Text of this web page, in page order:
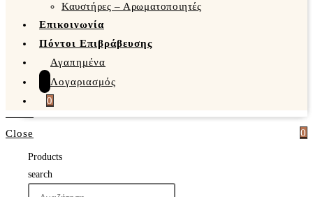
Καυστήρες – Αρωματοποιητές
Επικοινωνία
Πόντοι Επιβράβευσης
Αγαπημένα
Λογαριασμός
0
0
Close
Products
search